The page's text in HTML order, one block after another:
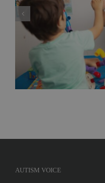
de lege
gestionează
AUTISM VOICE